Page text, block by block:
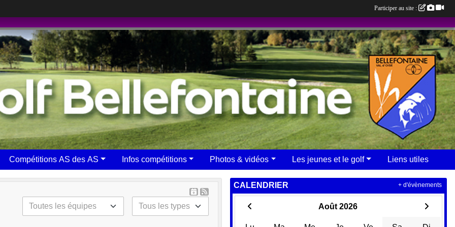
Compétitions AS des AS Infos compétitions Photos & vidéos Les jeunes et le golf Liens utiles
CALENDRIER
Août 2026
+ d'évènements
Participer au site :